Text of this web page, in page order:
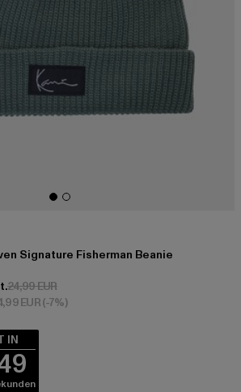
Signature Fisherman Beanie
EUR
24,99 EURAktionspreis: 24,99 EUR
EUR(-7%)
IN